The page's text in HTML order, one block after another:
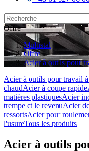
Offre
Multistal
Offre
Acier à outils pour
Acier à outils pour travail
chaudAcier à coupe rapide
matières plastiquesAcier
trempe et le revenuAcier
ressortsAcier pour
l'usureTous les produits
Acier à outils